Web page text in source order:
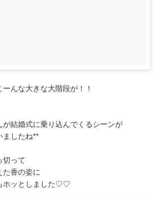
んな大きな大階段が！！
が結婚式に乗り込んでくるシーンが
ましたね**
切って
た香の姿に
ホッとしました♡♡